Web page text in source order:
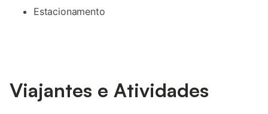
Estacionamento
Viajantes e Atividades